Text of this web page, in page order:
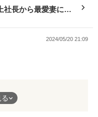
ンを使用しています。
社長から最愛妻に指
2024/05/20 21:09
もあり宗一郎さんが美
がわかってキュン♥️しか